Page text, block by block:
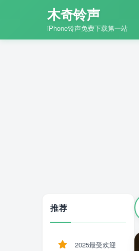
木奇铃声
iPhone铃声免费下载第一站
推荐
2025最受欢迎